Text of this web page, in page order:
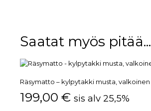
Saatat myös pitää...
Räsymatto – kylpytakki musta, valkoinen
199,00 € sis alv 25,5%